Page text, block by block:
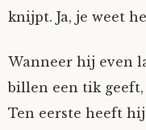
Bill-A-Cook
Björn
Clarity
Bill
knijpt. Ja, je weet
Wanneer hij even
billen een tik geeft,
Ten eerste heeft